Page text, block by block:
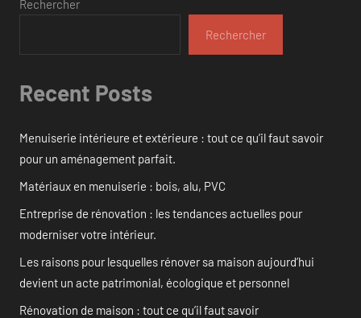
Rechercher
Rechercher
Recent Posts
Menuiserie intérieure et extérieure : tout ce qu’il faut savoir
pour un aménagement parfait.
Matériaux en menuiserie : bois, alu, PVC
Entreprise de rénovation : les tendances actuelles pour
moderniser votre intérieur.
Les raisons pour lesquelles rénover sa maison aujourd’hui
devient un acte patrimonial, écologique et personnel
Rénovation de maison : tout ce qu’il faut savoir